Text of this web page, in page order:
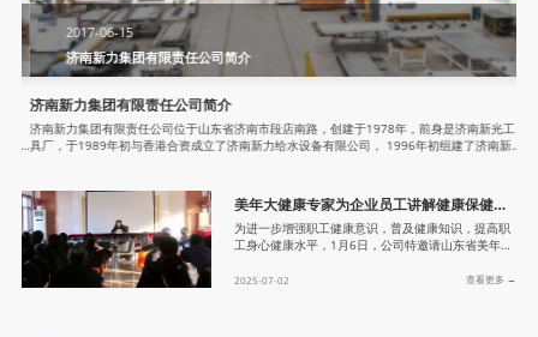
2017-06-15
济南新力集团有限责任公司简介
济南新力集团有限责任公司简介
济南新力集团有限责任公司位于山东省济南市段店南路，创建于1978年，前身是济南新光工
具厂，于1989年初与香港合资成立了济南新力给水设备有限公司， 1996年初组建了济南新力
备、供水设备、石化、电力设备的设计、制造、销售等服务。 济南
用
美年大健康专家为企业员工讲解健康保健知识
为进一步增强职工健康意识，普及健康知识，提高职
工身心健康水平，1月6日，公司特邀请山东省美年大
训主要包括掌握健康知识、营造健康家庭、学会健康
2025-07-02 查看更多 →